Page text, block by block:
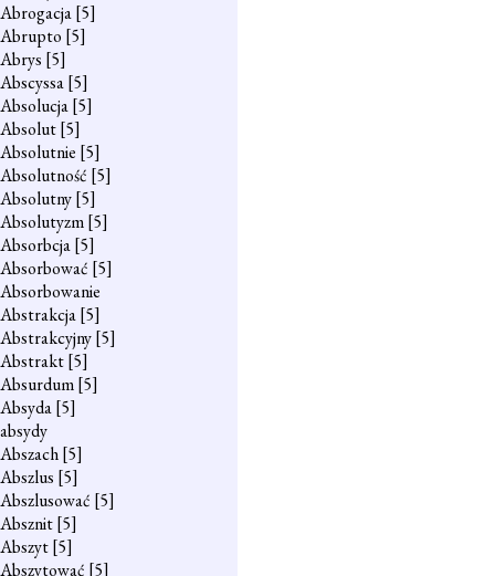
Abrogacja[5]
Abrupto [5]
Abrys [5]
Abscyssa[5]
Absolucja[5]
Absolut[5]
Absolutnie [5]
Absolutność [5]
Absolutny[5]
Absolutyzm[5]
Absorbcja[5]
Absorbować [5]
Absorbowanie
Abstrakcja[5]
Abstrakcyjny[5]
Abstrakt[5]
Absurdum[5]
Absyda[5]
absydy
Abszach[5]
Abszlus [5]
Abszlusować [5]
Absznit[5]
Abszyt[5]
Abszytować [5]